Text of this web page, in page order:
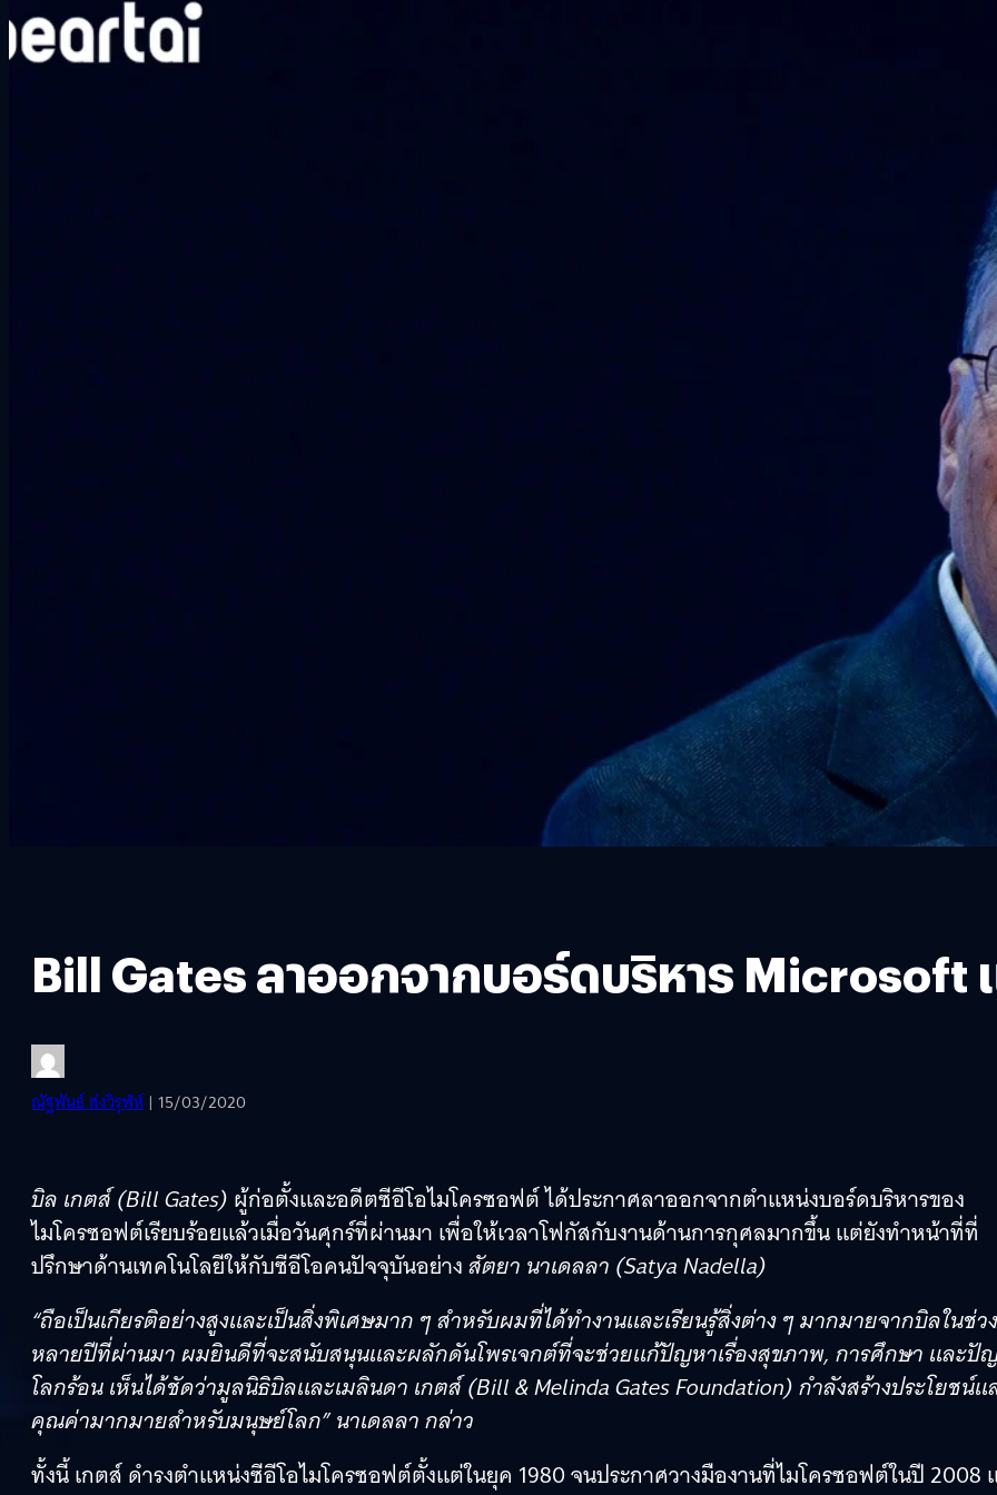
Bill Gates ลาออกจากบอร์ดบริหาร Microsoft
ณัฐพันธ์ ส่งวิรุฬห์ | 15/03/2020
บิล เกตส์ (Bill Gates) ผู้ก่อตั้งและอดีตซีอีโอไมโครซอฟต์ ได้ประกาศลาออกจากตำแหน่งบอร์ดบริหารของ
ไมโครซอฟต์เรียบร้อยแล้วเมื่อวันศุกร์ที่ผ่านมา เพื่อให้เวลาโฟกัสกับงานด้านการกุศลมากขึ้น แต่ยังทำหน้าที่ที่
ปรึกษาด้านเทคโนโลยีให้กับซีอีโอคนปัจจุบันอย่างสัตยา นาเดลลา (Satya Nadella)
“ถือเป็นเกียรติอย่างสูงและเป็นสิ่งพิเศษมาก ๆ สำหรับผมที่ได้ทำงานและเรียนรู้สิ่งต่าง ๆ มากมายจากบิลในช่วง
หลายปีที่ผ่านมา ผมยินดีที่จะสนับสนุนและผลักดันโพรเจกต์ที่จะช่วยแก้ปัญหาเรื่องสุขภาพ, การศึกษา และปั
โลกร้อน เห็นได้ชัดว่ามูลนิธิบิลและเมลินดา เกตส์ (Bill & Melinda Gates Foundation) กำลังสร้างประโยชน์แ
คุณค่ามากมายสำหรับมนุษย์โลก” นาเดลลา กล่าว
ทั้งนี้ เกตส์ ดำรงตำแหน่งซีอีโอไมโครซอฟต์ตั้งแต่ในยุค 1980 จนประกาศวางมืองานที่ไมโครซอฟต์ในปี 2008